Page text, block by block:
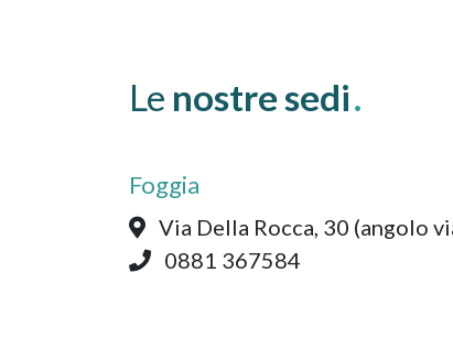
Le nostre sedi.
Foggia
Via Della Rocca, 30 (angolo
0881 367584